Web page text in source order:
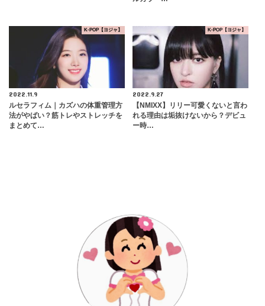
K-POP【ヨジャ】
2022.11.9
ルセラフィム｜カズハの体重管理方
法がやばい？筋トレやストレッチを
まとめて…
K-POP【ヨジャ】
2022.9.27
【NMIXX】リリー可愛くないと言わ
れる理由は垢抜けないから？デビュ
ー時…